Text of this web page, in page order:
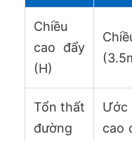
Chiều
cao đẩy
(H)
Tổn thất
đường
Ước
cao